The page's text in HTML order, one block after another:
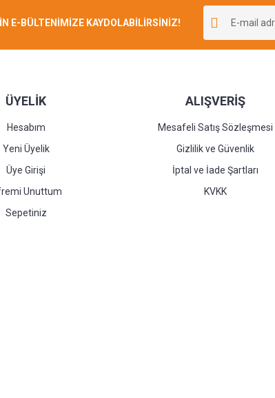
E-BÜLTENİMİZE KAYDOLABİLİRSİNİZ!
ÜYELİK
Hesabım
Yeni Üyelik
Üye Girişi
Unuttum
Sepetiniz
ALIŞVERİŞ
Mesafeli Satış Sözleşmesi
Gizlilik ve Güvenlik
İptal ve İade Şartları
KVKK